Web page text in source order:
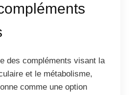
des compléments visant la
et le métabolisme,
comme une option